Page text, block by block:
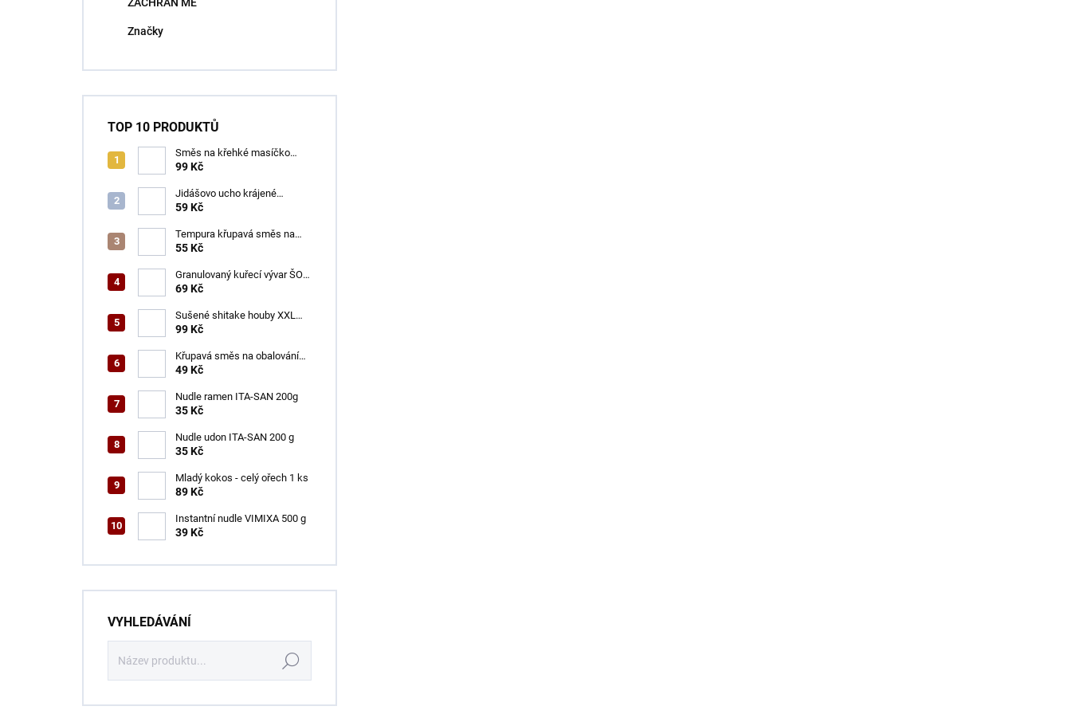
e
l
Značky
TOP 10 PRODUKTŮ
Směs na křehké masíčko
ŠON 125 g
99 Kč
Jidášovo ucho krájené
TOTACO 100 g
59 Kč
Tempura křupavá směs na
obalování GOGI 150 g
55 Kč
Granulovaný kuřecí vývar ŠON
100 g
69 Kč
Sušené shitake houby XXL
ŠON 100 g
99 Kč
Křupavá směs na obalování
VINH THUAN 150 g
49 Kč
Nudle ramen ITA-SAN 200g
35 Kč
Nudle udon ITA-SAN 200 g
35 Kč
Mladý kokos - celý ořech 1 ks
89 Kč
Instantní nudle VIMIXA 500 g
39 Kč
VYHLEDÁVÁNÍ
Hledat